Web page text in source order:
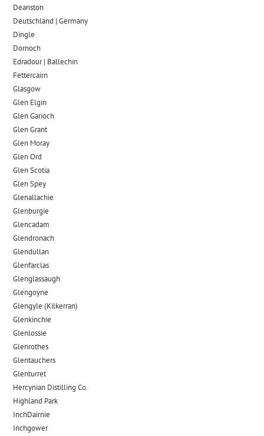
Deanston
Deutschland | Germany
Dingle
Dornoch
Edradour | Ballechin
Fettercairn
Glasgow
Glen Elgin
Glen Garioch
Glen Grant
Glen Moray
Glen Ord
Glen Scotia
Glen Spey
Glenallachie
Glenburgie
Glencadam
Glendronach
Glendullan
Glenfarclas
Glenglassaugh
Glengoyne
Glengyle (Kilkerran)
Glenkinchie
Glenlossie
Glenrothes
Glentauchers
Glenturret
Hercynian Distilling Co.
Highland Park
InchDairnie
Inchgower